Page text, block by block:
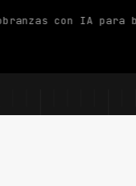
con IA para